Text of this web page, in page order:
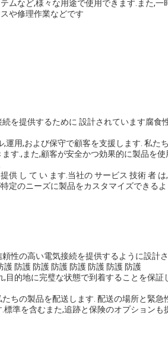
ムなど,様々な用途で使用できます.また,一
や修理作業などです
を提供するために 設計されています腐食
用,および保守で顧客を支援します. 私た
す.,また,顧客が安全かつ効果的に製品を使
供 し て い ます.当社の サービス 技術 者 は
定のニーズに製品をカスタマイズできる
性の高い電気接続を提供するように設計
防護 防護 防護 防護 防護 防護 防護
目的地に完璧な状態で到着することを保証
ちの製品を配送します. 配送の場所と緊急
準を含むまた,追跡と保険のオプションも